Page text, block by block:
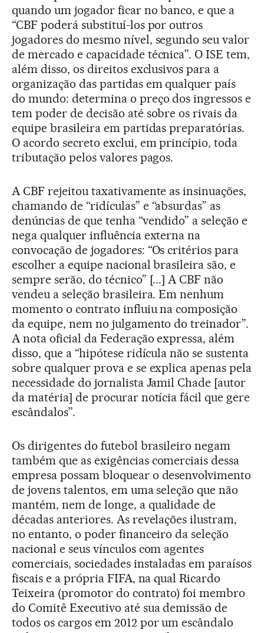
quando um jogador ficar no banco, e que a
“CBF poderá substituí-los por outros
jogadores do mesmo nível, segundo seu valor
de mercado e capacidade técnica”. O ISE tem,
além disso, os direitos exclusivos para a
organização das partidas em qualquer país
do mundo: determina o preço dos ingressos e
tem poder de decisão até sobre os rivais da
equipe brasileira em partidas preparatórias.
O acordo secreto exclui, em princípio, toda
tributação pelos valores pagos.
A CBF rejeitou taxativamente as insinuações,
chamando de “ridículas” e “absurdas” as
denúncias de que tenha “vendido” a seleção e
nega qualquer influência externa na
convocação de jogadores: “Os critérios para
escolher a equipe nacional brasileira são, e
sempre serão, do técnico” [...] A CBF não
vendeu a seleção brasileira. Em nenhum
momento o contrato influiu na composição
da equipe, nem no julgamento do treinador”.
A nota oficial da Federação expressa, além
disso, que a “hipótese ridícula não se sustenta
sobre qualquer prova e se explica apenas pela
necessidade do jornalista Jamil Chade [autor
da matéria] de procurar notícia fácil que gere
escândalos”.
Os dirigentes do futebol brasileiro negam
também que as exigências comerciais dessa
empresa possam bloquear o desenvolvimento
de jovens talentos, em uma seleção que não
mantém, nem de longe, a qualidade de
décadas anteriores. As revelações ilustram,
no entanto, o poder financeiro da seleção
nacional e seus vínculos com agentes
comerciais, sociedades instaladas em paraísos
fiscais e a própria FIFA, na qual Ricardo
Teixeira (promotor do contrato) foi membro
do Comitê Executivo até sua demissão de
todos os cargos em 2012 por um escândalo